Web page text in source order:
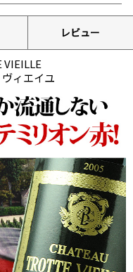
レビュー
VIEILLE
ィエイユ